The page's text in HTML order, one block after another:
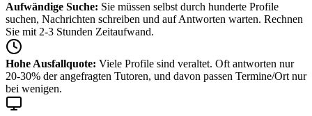
Aufwändige Suche: Sie müssen selbst durch hunderte Profile
suchen, Nachrichten schreiben und auf Antworten warten. Rechnen
Sie mit 2-3 Stunden Zeitaufwand.
Hohe Ausfallquote: Viele Profile sind veraltet. Oft antworten nur
20-30% der angefragten Tutoren, und davon passen Termine/Ort nur
bei wenigen.